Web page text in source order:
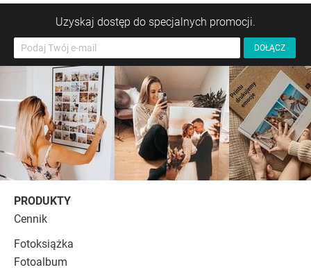
Uzyskaj dostęp do specjalnych promocji.
PRODUKTY
Cennik
Fotoksiążka
Fotoalbum